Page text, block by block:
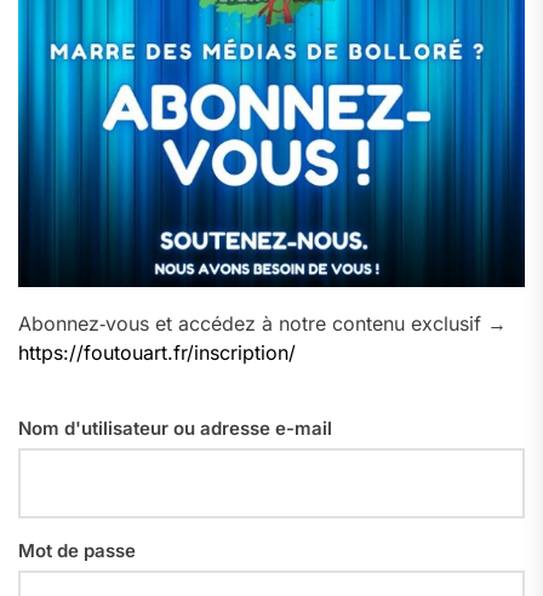
Abonnez‑vous et accédez à notre contenu exclusif →
https://foutouart.fr/inscription/
Nom d'utilisateur ou adresse e-mail
Mot de passe